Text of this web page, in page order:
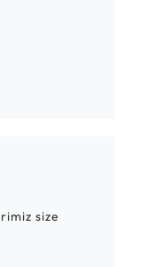
size